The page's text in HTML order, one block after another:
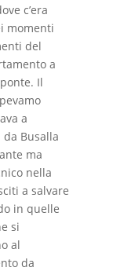
c’era
momenti
del
a
Il
a
Busalla
ma
nella
a salvare
in quelle
si
al
da